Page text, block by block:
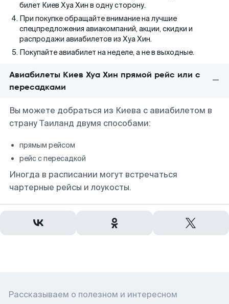
билет Киев Хуа Хин в одну сторону.
При покупке обращайте внимание на лучшие
спецпредложения авиакомпаний, акции, скидки и
распродажи авиабилетов из Хуа Хин.
Покупайте авиабилет на неделе, а не в выходные.
Авиабилеты Киев Хуа Хин прямой рейс или с
пересадками
Вы можете добраться из Киева с авиабилетом в
страну Таиланд двумя способами:
прямым рейсом
рейс с пересадкой
Иногда в расписании могут встречаться
чартерные рейсы и лоукосты.
Рассказываем о полезном и интересном